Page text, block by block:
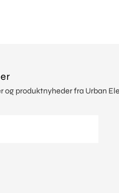
og produktnyheder fra Urban